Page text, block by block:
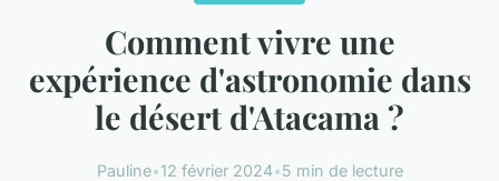
Comment vivre une
expérience d'astronomie dans
le désert d'Atacama ?
Pauline•12 février 2024•5 min de lecture